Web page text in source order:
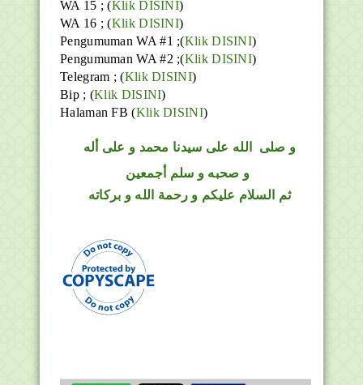
WA 15 ; (Klik DISINI)
WA 16 ; (Klik DISINI)
Pengumuman WA #1 ;(Klik DISINI)
Pengumuman WA #2 ;(Klik DISINI)
Telegram ;(Klik DISINI)
Bip ; (Klik DISINI)
Halaman FB(Klik DISINI)
و صلى الله على سيدنا محمد و على أله
و صحبه و سلم أجمعين
ثم السلام عليكم و رحمة الله و بركاته